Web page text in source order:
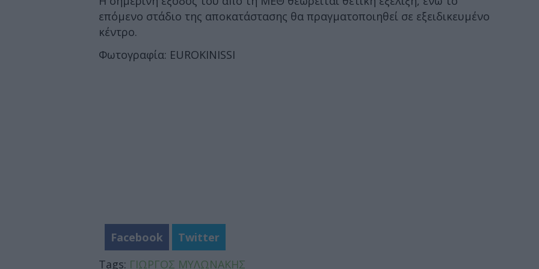
επόμενο στάδιο της αποκατάστασης θα πραγματοποιηθεί σε εξειδικευμένο
κέντρο.
Φωτογραφία: EUROKINISSI
Facebook
Twitter
Tags: ΓΙΩΡΓΟΣ ΜΥΛΩΝΑΚΗΣ